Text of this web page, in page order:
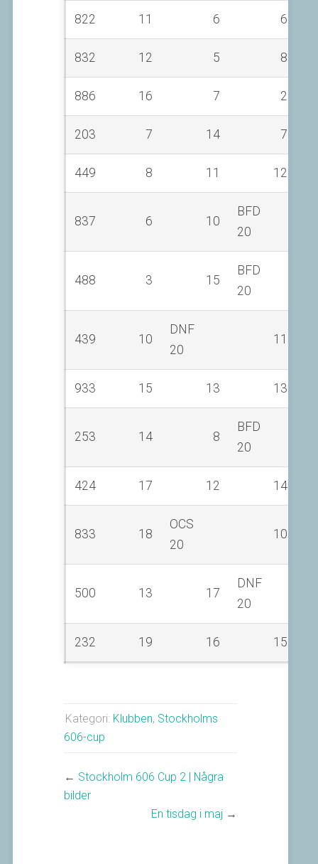
822 11 6 6
832 12 5 8
886 16 7 2
203 7 14 7
449 8 11 12
837 6 10
BFD
20
488 3 15
BFD
20
439 10
DNF
20
11
933 15 13 13
253 14 8
BFD
20
424 17 12 14
833 18
OCS
20
10
500 13 17
DNF
20
232 19 16 15
Kategori: Klubben, Stockholms
606-cup
← Stockholm 606 Cup 2 | Några
bilder
En tisdag i maj →